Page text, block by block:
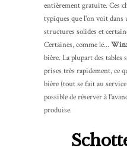
entièrement gratuite. Ces
typiques que l'on voit dans
structures solides et
Certaines, comme le...
bière. La plupart des tables
prises très rapidement, ce
bière (tout se fait au
possible de réserver à
produise.